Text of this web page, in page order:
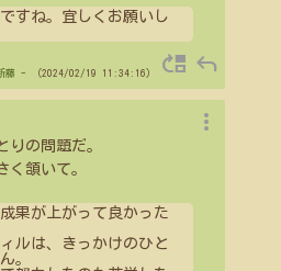
ですね。宜しくお願いし
藤 - （2024/02/19 11:34:16） move_up reply
りの問題だ。
く頷いて。
成果が上がって良かった
ルは、きっかけのひと
。
more_vert